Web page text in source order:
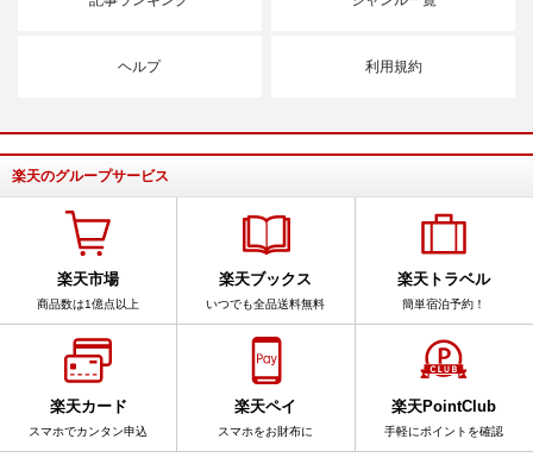
ヘルプ 利用規約
楽天のグループサービス
楽天市場
商品数は1億点以上
楽天ブックス
いつでも全品送料無料
楽天トラベル
簡単宿泊予約！
楽天カード
スマホでカンタン申込
楽天ペイ
スマホをお財布に
楽天PointClub
手軽にポイントを確認